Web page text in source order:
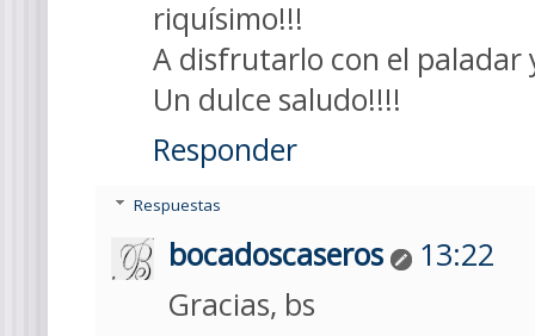
riquísimo!!!
A disfrutarlo con el paladar
Un dulce saludo!!!!
Responder
Respuestas
bocadoscaseros
13:22
Gracias, bs